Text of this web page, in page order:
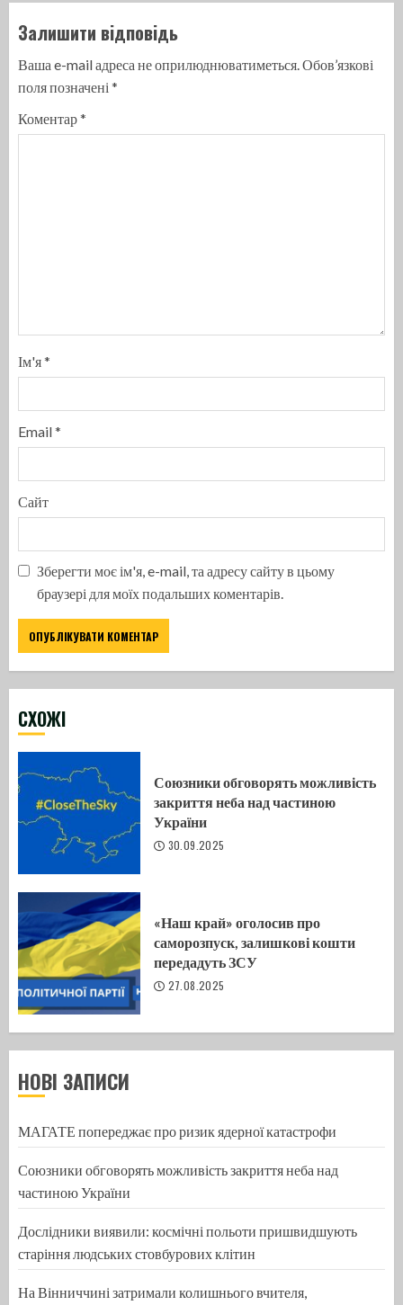
Залишити відповідь
Ваша e-mail адреса не оприлюднюватиметься.Обов’язкові
поля позначені *
Коментар*
Ім'я*
Email*
Сайт
Зберегти моє ім'я, e-mail, та адресу сайту в цьому
браузері для моїх подальших коментарів.
CХОЖІ
Союзники обговорять можливість
закриття неба над частиною
України
30.09.2025
«Наш край» оголосив про
саморозпуск, залишкові кошти
передадуть ЗСУ
27.08.2025
НОВІ ЗАПИСИ
МАГАТЕ попереджає про ризик ядерної катастрофи
Союзники обговорять можливість закриття неба над
частиною України
Дослідники виявили: космічні польоти пришвидшують
старіння людських стовбурових клітин
На Вінниччині затримали колишнього вчителя,